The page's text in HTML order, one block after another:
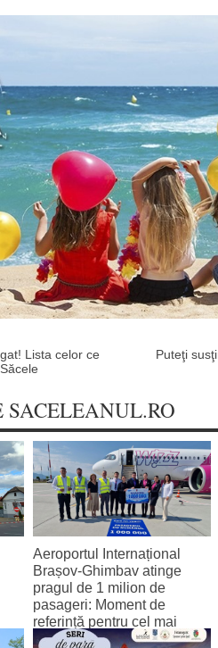
Lista celor ce
Puteţi
Aeroportul Internațional
Brașov‑Ghimbav atinge
pragul de 1 milion de
pasageri: Moment de
referință pentru cel mai
tânăr aeroport al țării